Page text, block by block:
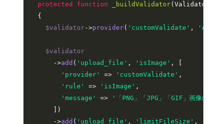
protected
function _buildValidator(Validator
{
$validator->provider( 'customValidate' ,
$validator
      ->
add ( 'upload_file' , 'isImage' , [
'provider'
=> 'customValidate' ,
'rule'
=> 'isImage' ,
'message'
=>
'「PNG」「JPG」「GIF」画像の
      ])
      ->
add ( 'upload_file' , 'limitFileSize' , [